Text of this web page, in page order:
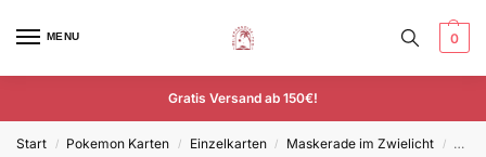
MENU 0
Gratis Versand ab 150€!
Start / Pokemon Karten / Einzelkarten / Maskerade im Zwielicht /